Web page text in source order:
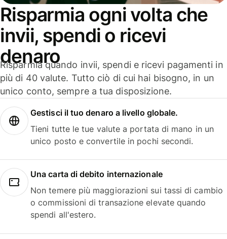
Risparmia ogni volta che
invii, spendi o ricevi
denaro
Risparmia quando invii, spendi e ricevi pagamenti in
più di 40 valute. Tutto ciò di cui hai bisogno, in un
unico conto, sempre a tua disposizione.
Gestisci il tuo denaro a livello globale.
Tieni tutte le tue valute a portata di mano in un
unico posto e convertile in pochi secondi.
Una carta di debito internazionale
Non temere più maggiorazioni sui tassi di cambio
o commissioni di transazione elevate quando
spendi all'estero.